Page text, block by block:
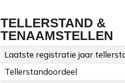
TELLERSTAND &
TENAAMSTELLEN
Laatste registratie jaar
Tellerstandoordeel